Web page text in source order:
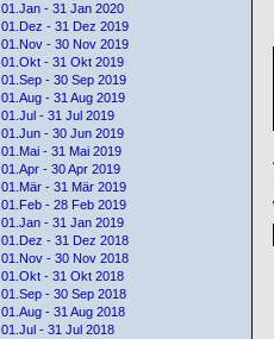
01.Jan - 31 Jan 2020
01.Dez - 31 Dez 2019
01.Nov - 30 Nov 2019
01.Okt - 31 Okt 2019
01.Sep - 30 Sep 2019
01.Aug - 31 Aug 2019
01.Jul - 31 Jul 2019
01.Jun - 30 Jun 2019
01.Mai - 31 Mai 2019
01.Apr - 30 Apr 2019
01.Mär - 31 Mär 2019
01.Feb - 28 Feb 2019
01.Jan - 31 Jan 2019
01.Dez - 31 Dez 2018
01.Nov - 30 Nov 2018
01.Okt - 31 Okt 2018
01.Sep - 30 Sep 2018
01.Aug - 31 Aug 2018
01.Jul - 31 Jul 2018